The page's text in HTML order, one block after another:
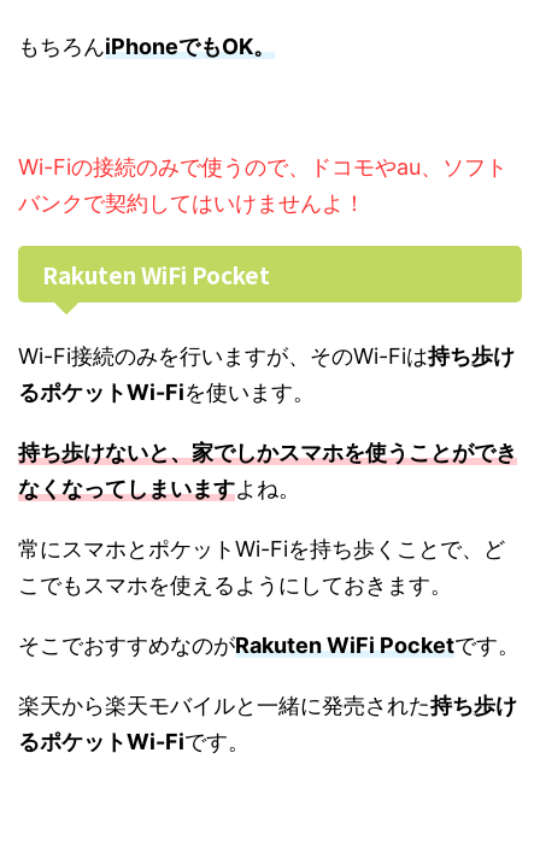
もちろんiPhoneでもOK。
Wi-Fiの接続のみで使うので、ドコモやau、ソフト
バンクで契約してはいけませんよ！
Rakuten WiFi Pocket
Wi-Fi接続のみを行いますが、そのWi-Fiは持ち歩け
るポケットWi-Fiを使います。
持ち歩けないと、家でしかスマホを使うことができ
なくなってしまいますよね。
常にスマホとポケットWi-Fiを持ち歩くことで、ど
こでもスマホを使えるようにしておきます。
そこでおすすめなのがRakuten WiFi Pocketです。
楽天から楽天モバイルと一緒に発売された持ち歩け
るポケットWi-Fiです。